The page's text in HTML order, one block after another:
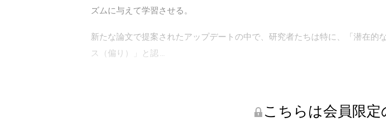
ズムに与えて学習させる。
新たな論文で提案されたアップデートの中で、研究者たちは特に、「潜在的
ス（偏り）」と認 …
こちらは会員限定